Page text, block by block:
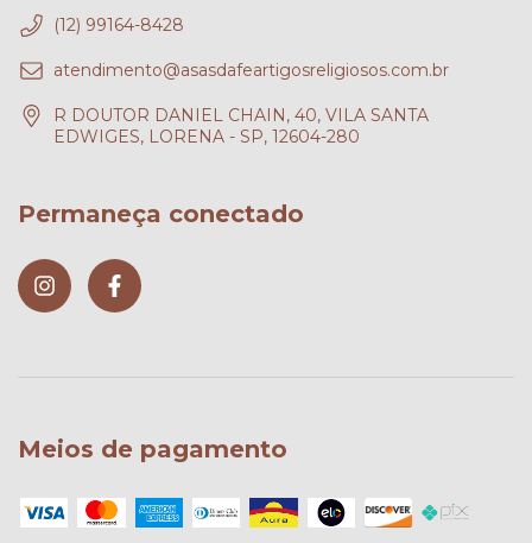
(12) 99164-8428
atendimento@asasdafeartigosreligiosos.com.br
R DOUTOR DANIEL CHAIN, 40, VILA SANTA
EDWIGES, LORENA - SP, 12604-280
Permaneça conectado
Meios de pagamento